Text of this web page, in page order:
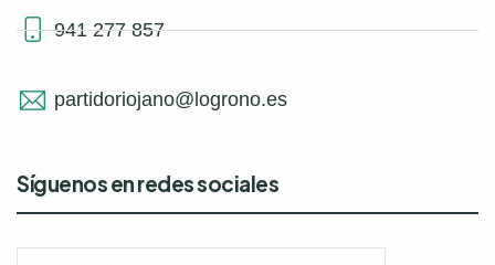
941 277 857
partidoriojano@logrono.es
Síguenos en redes sociales